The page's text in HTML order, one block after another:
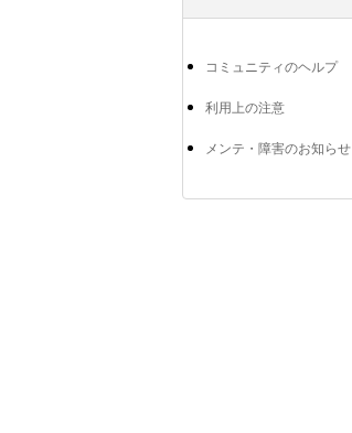
コミュニティのヘルプ
利用上の注意
メンテ・障害のお知らせ